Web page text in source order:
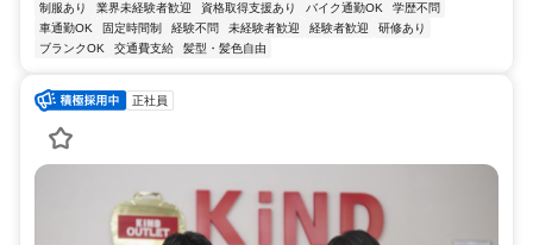
制服あり 業界未経験者歓迎 資格取得支援あり バイク通勤OK
学歴不問
車通勤OK
固定時間制 経験不問 未経験者歓迎 経験者歓迎
研修あり
ブランクOK
交通費支給 髪型・髪色自由
正社員